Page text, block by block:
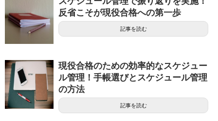
反省こそが現役合格への第一歩
記事を読む
現役合格のための効率的なスケジュー
ル管理！手帳選びとスケジュール管理
の方法
記事を読む